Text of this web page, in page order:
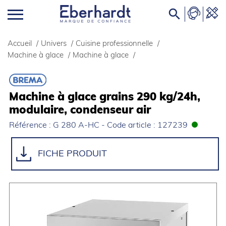

Accueil / Univers / Cuisine professionnelle /
Machine à glace / Machine à glace /
Machine à glace grains 290 kg/24h,
modulaire, condenseur air
Référence : G 280 A-HC - Code article : 127239
FICHE PRODUIT